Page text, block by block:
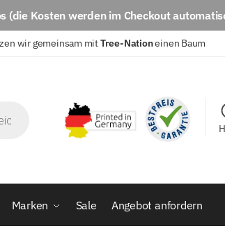
(die Kosten werden im Checkout
wir gemeinsam mitTree-Nationeinen Baum
Marken Sale Angebot anfordern